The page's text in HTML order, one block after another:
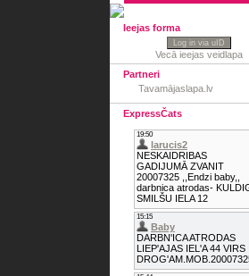
Ieejas forma
Log in via uID
Vecā ieejas veidlapa
Partneri
Tavamājaslapa.lv
ExpressČats